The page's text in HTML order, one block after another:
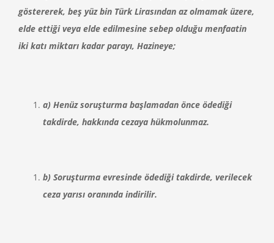
göstererek, beş yüz bin Türk Lirasından az olmamak üzere,
elde ettiği veya elde edilmesine sebep olduğu menfaatin
iki katı miktarı kadar parayı, Hazineye;
a) Henüz soruşturma başlamadan önce ödediği
takdirde, hakkında cezaya hükmolunmaz.
b) Soruşturma evresinde ödediği takdirde, verilecek
ceza yarısı oranında indirilir.